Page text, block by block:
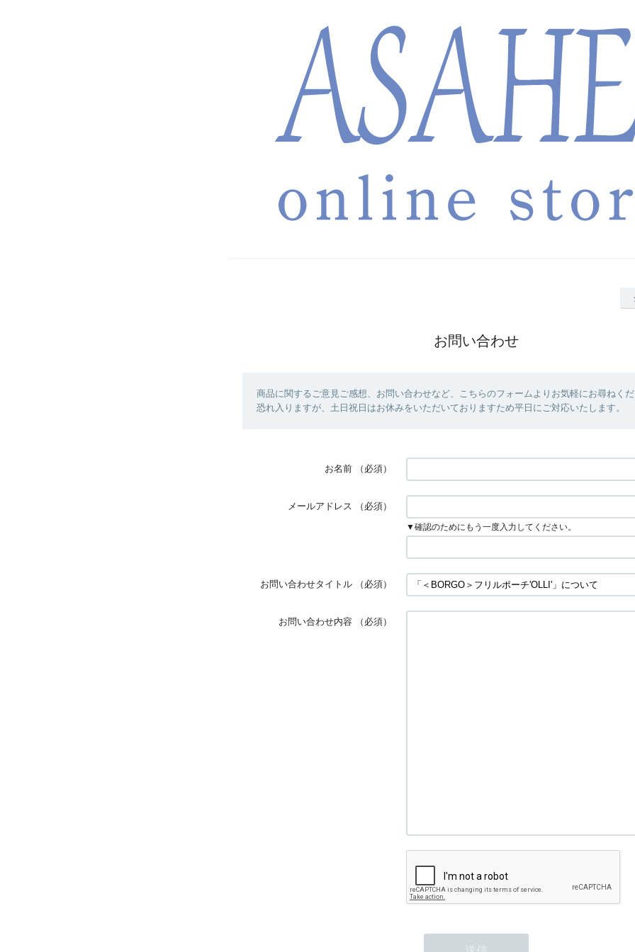
お問い合わせ
商品に関するご意見ご感想、お問い合わせなど、こちらのフォームよりお気軽にお尋ねく
恐れ入りますが、土日祝日はお休みをいただいておりますため平日にご対応いたします。
お名前 （必須）
メールアドレス （必須）
▼確認のためにもう一度入力してください。
お問い合わせタイトル （必須）
お問い合わせ内容 （必須）